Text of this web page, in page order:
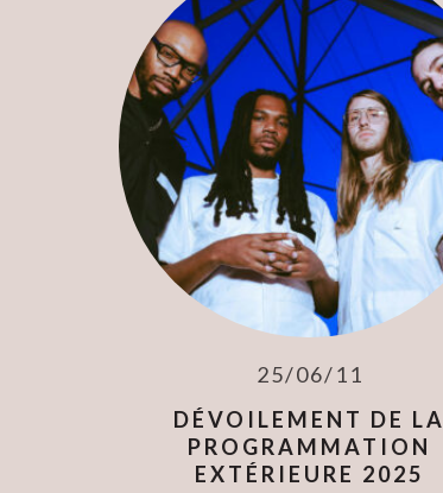
25/06/11
DÉVOILEMENT DE LA
PROGRAMMATION
EXTÉRIEURE 2025